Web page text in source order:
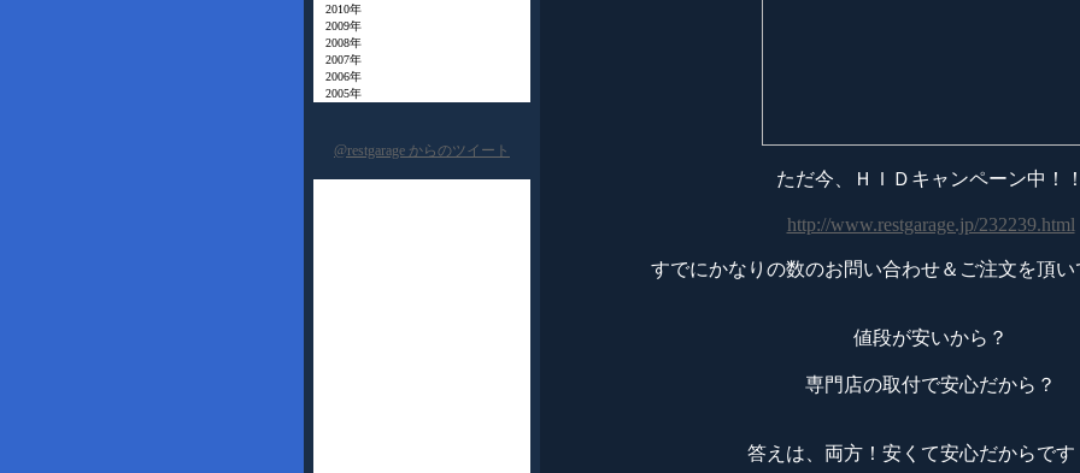
2010年
2009年
2008年
2007年
2006年
2005年
@restgarage からのツイート
ただ今、ＨＩＤキャンペーン中！
http://www.restgarage.jp/232239.html
すでにかなりの数のお問い合わせ＆ご注文を頂
値段が安いから？
専門店の取付で安心だから？
答えは、両方！安くて安心だからです